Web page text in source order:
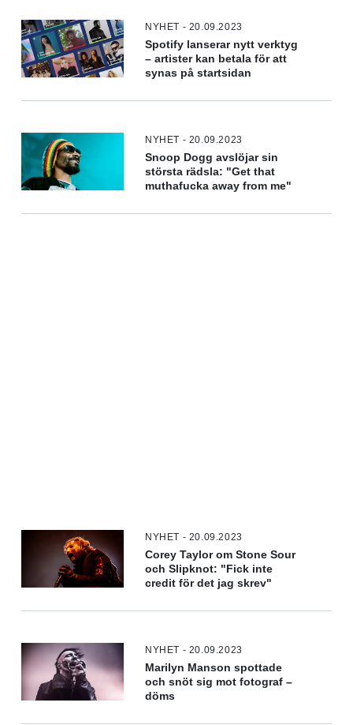
NYHET - 20.09.2023
Spotify lanserar nytt verktyg
– artister kan betala för att
synas på startsidan
NYHET - 20.09.2023
Snoop Dogg avslöjar sin
största rädsla: "Get that
muthafucka away from me"
NYHET - 20.09.2023
Corey Taylor om Stone Sour
och Slipknot: "Fick inte
credit för det jag skrev"
NYHET - 20.09.2023
Marilyn Manson spottade
och snöt sig mot fotograf –
döms